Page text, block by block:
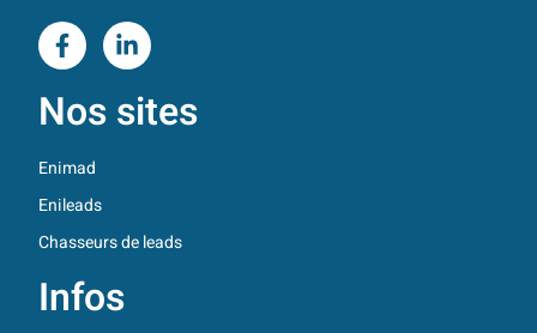
Nos sites
Enimad
Enileads
Chasseurs de leads
Infos